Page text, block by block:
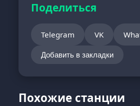
Поделиться
Telegram VK
Добавить в закладки
Похожие станции